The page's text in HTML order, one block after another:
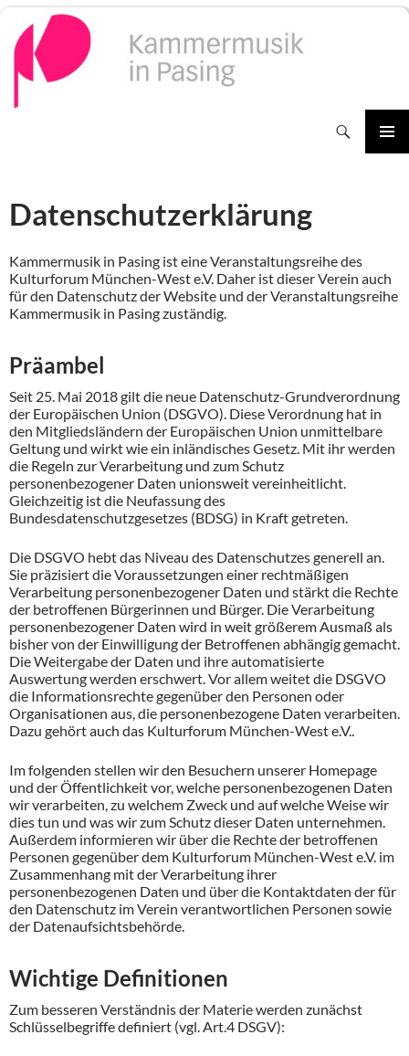
Inhalt
springen
Datenschutzerklärung
Kammermusik in Pasing ist eine Veranstaltungsreihe des
Kulturforum München-West e.V. Daher ist dieser Verein auch
für den Datenschutz der Website und der Veranstaltungsreihe
Kammermusik in Pasing zuständig.
Präambel
Seit 25. Mai 2018 gilt die neue Datenschutz-Grundverordnung
der Europäischen Union (DSGVO). Diese Verordnung hat in
den Mitgliedsländern der Europäischen Union unmittelbare
Geltung und wirkt wie ein inländisches Gesetz. Mit ihr werden
die Regeln zur Verarbeitung und zum Schutz
personenbezogener Daten unionsweit vereinheitlicht.
Gleichzeitig ist die Neufassung des
Bundesdatenschutzgesetzes (BDSG) in Kraft getreten.
Die DSGVO hebt das Niveau des Datenschutzes generell an.
Sie präzisiert die Voraussetzungen einer rechtmäßigen
Verarbeitung personenbezogener Daten und stärkt die Rechte
der betroffenen Bürgerinnen und Bürger. Die Verarbeitung
personenbezogener Daten wird in weit größerem Ausmaß als
bisher von der Einwilligung der Betroffenen abhängig gemacht.
Die Weitergabe der Daten und ihre automatisierte
Auswertung werden erschwert. Vor allem weitet die DSGVO
die Informationsrechte gegenüber den Personen oder
Organisationen aus, die personenbezogene Daten verarbeiten.
Dazu gehört auch das Kulturforum München-West e.V..
Im folgenden stellen wir den Besuchern unserer Homepage
und der Öffentlichkeit vor, welche personenbezogenen Daten
wir verarbeiten, zu welchem Zweck und auf welche Weise wir
dies tun und was wir zum Schutz dieser Daten unternehmen.
Außerdem informieren wir über die Rechte der betroffenen
Personen gegenüber dem Kulturforum München-West e.V. im
Zusammenhang mit der Verarbeitung ihrer
personenbezogenen Daten und über die Kontaktdaten der für
den Datenschutz im Verein verantwortlichen Personen sowie
der Datenaufsichtsbehörde.
Wichtige Definitionen
Zum besseren Verständnis der Materie werden zunächst
Schlüsselbegriffe definiert (vgl. Art.4 DSGV):